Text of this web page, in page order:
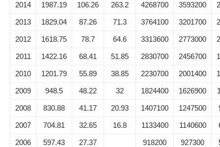
2014 1987.19 106.26 263.2 4268700 3593200
2013 1829.04 87.26 71.3 3764100 3201700
2012 1618.75 78.7 64.6 3313600 2773000
2011 1422.16 68.41 51.85 2830700 2456700
2010 1201.79 55.89 38.85 2230700 2001400
2009 948.5 48.22 32 1824400 1626900
2008 830.88 41.17 20.93 1407100 1247500
2007 704.81 32.65 16.8 1133400 1140600
2006 597.43 27.37 918200 927300